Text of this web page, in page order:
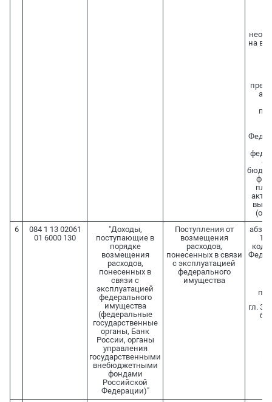
на
о
акты
6
084 1 13 02061
01 6000 130
"Доходы,
поступающие в
порядке
возмещения
расходов,
понесенных в
связи с
эксплуатацией
федерального
имущества
(федеральные
государственные
органы, Банк
России, органы
управления
государственными
внебюджетными
фондами
Российской
Федерации)"
Поступления от
возмещения
расходов,
понесенных в связи
с эксплуатацией
федерального
имущества
абз. 2
15
п.
гл.